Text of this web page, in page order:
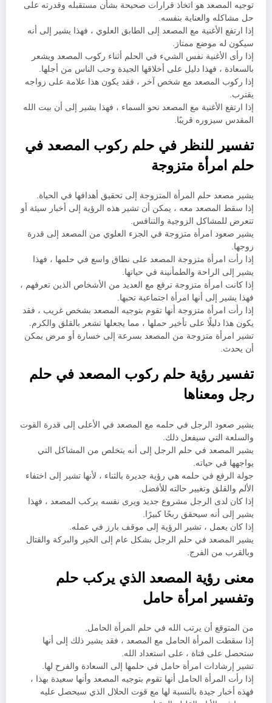
توجيه المصعد هو اتخاذ قرارات صحيحة بشأن مستقبله وقدرته على
حل مشاكله والعناية بنفسه.
إذا ارتفع الأغنية مع المصعد إلى الطابق العلوي ، فهذا يشير إلى أنه
سيكون له موضع ممتاز.
إذا رأى الأغنية نفس الشيء في الحلم أثناء ركوب المصعد ويشعر
بالسعادة ، فهذا دليل على أخلاقها الجيدة وحب الناس من أجلها.
إذا ركوب المصعد مع شخص آخر ، فقد يكون هذا علامة على زواجه
يقترب.
إذا ارتفع الأغنية مع المصعد نحو السماء ، فهذا يشير إلى أن بيت الله
المقدس سيزوره قريبًا.
تفسير للنظر في حلم ركوب المصعد في
حلم امرأة متزوجة
يشير مصعد حلم المرأة المتزوجة إلى تحقيق أهدافها في الحياة.
إذا سقط المصعد معه ، يمكن أن تشير هذه الرؤية إلى أخبار سيئة أو
تتعرض للمشاكل الزوجية والتنافس.
يشير صعود امرأة متزوجة في الجزء العلوي من المصعد إلى قدرة
زوجها.
إذا رأت امرأة متزوجة المصعد على نطاق واسع في حلمها ، فهذا
يشير إلى الراحة والطمأنينة في حياتها.
إذا كانت امرأة متزوجة ترفع مع العديد من الأشخاص الذين تعرفهم ،
فهذا يشير إلى أنها امرأة اجتماعية تحبها.
إذا رأت امرأة متزوجة أنها تقوم بتوجيه المصعد بشخص غريب ، فقد
يكون هذا دليلًا على تأخير حملها ، مما يجعلها تشعر بالقلق والكرم.
تشير امرأة متزوجة من المصعد بسرعة إلى خسارة أو مرض يمكن
أن يحدث.
تفسير رؤية حلم ركوب المصعد في حلم
رجل ومعناها
يشير صعود الرجل في حلمه مع المصعد في الأعلى إلى قدرة القوت
والسلعة التي سيفعل ذلك.
يشير المصعد في حلم الرجل إلى أنه يتخلص من المشاكل التي
يواجهها في حياته.
جولة الرفع في حلمه هي رؤية جديرة بالثناء ، لأنها تشير إلى اختفاء
الألم والقلق وتغيير حالته للأفضل.
إذا كان لدى الرجل مشروع جديد ويرى نفسه يركب المصعد ، فهذا
يشير إلى أنه سيحقق ربحًا كبيرًا.
إذا كان يعمل ، تشير الرؤية إلى موقف بارز في عمله.
يشير المصعد في حلم الرجل بشكل عام إلى الخير والبركة والقتال
وبالقرب من الفرج.
معنى رؤية المصعد الذي يركب حلم
وتفسير امرأة حامل
من المتوقع أن يرتب الله في حلم المرأة الحامل.
إذا سقطت المرأة الحامل مع المصعد ، فقد يشير ذلك إلى أنها
ستحصل على فتاة ، على استعداد الله.
تشير إرشادات امرأة حامل في حلمها إلى السعادة والفرح لها.
إذا رأت المرأة الحامل أنها تقوم بتوجيه المصعد وأنها سعيدة بهذا ،
فهذه أخبار جيدة بالنسبة لها مع قوت الحلال الذي سيحصل عليه